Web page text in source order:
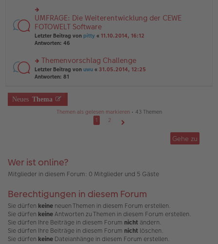
tr
a
g
e
n
er
B
ei
tr
g
u
n
g
el
es
e
er
B
ei
tr
g
rs
te
r
u
n
el
es
e
B
ei
UMFRAGE: Die Weiterentwicklung der CEWE
FOTOWELT Software
Letzter Beitrag von pitty « 11.10.2014, 16:12
Antworten: 46
rs
te
n
g
tr
a
g
Themenvorschlag Challenge
Letzter Beitrag von uwu « 31.05.2014, 12:25
Antworten: 81
Neues Thema
Themen als gelesen markieren• 43 Themen
1
2
Gehe zu
Wer ist online?
Mitglieder in diesem Forum: 0 Mitglieder und 5 Gäste
Berechtigungen in diesem Forum
Sie dürfen keine neuen Themen in diesem Forum erstellen.
Sie dürfen keineAntworten zu Themen in diesem Forum erstellen.
Sie dürfen Ihre Beiträge in diesem Forum nicht ändern.
Sie dürfen Ihre Beiträge in diesem Forum nicht löschen.
Sie dürfen keine Dateianhänge in diesem Forum erstellen.